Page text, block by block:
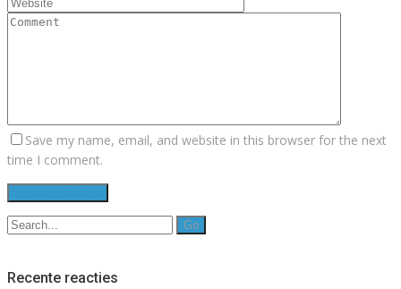
Save my name, email, and website in this browser for the next
time I comment.
Search
Recente reacties